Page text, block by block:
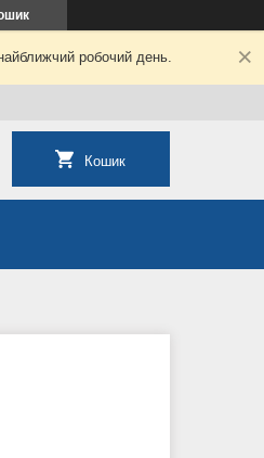
робочий день.
Кошик